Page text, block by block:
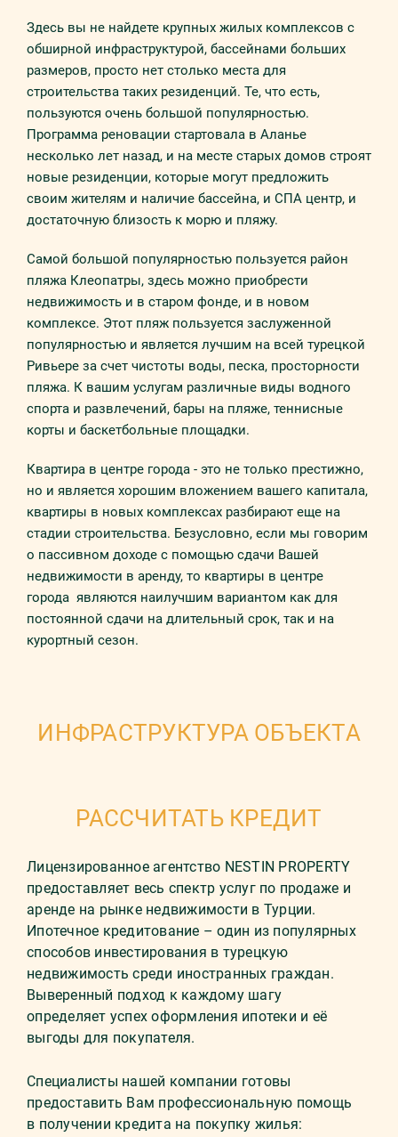
Здесь вы не найдете крупных жилых комплексов с
обширной инфраструктурой, бассейнами больших
размеров, просто нет столько места для
строительства таких резиденций. Те, что есть,
пользуются очень большой популярностью.
Программа реновации стартовала в Аланье
несколько лет назад, и на месте старых домов строят
новые резиденции, которые могут предложить
своим жителям и наличие бассейна, и СПА центр, и
достаточную близость к морю и пляжу.
Самой большой популярностью пользуется район
пляжа Клеопатры, здесь можно приобрести
недвижимость и в старом фонде, и в новом
комплексе. Этот пляж пользуется заслуженной
популярностью и является лучшим на всей турецкой
Ривьере за счет чистоты воды, песка, просторности
пляжа. К вашим услугам различные виды водного
спорта и развлечений, бары на пляже, теннисные
корты и баскетбольные площадки.
Квартира в центре города - это не только престижно,
но и является хорошим вложением вашего капитала,
квартиры в новых комплексах разбирают еще на
стадии строительства. Безусловно, если мы говорим
о пассивном доходе с помощью сдачи Вашей
недвижимости в аренду, то квартиры в центре
города являются наилучшим вариантом как для
постоянной сдачи на длительный срок, так и на
курортный сезон.
ИНФРАСТРУКТУРА ОБЪЕКТА
РАССЧИТАТЬ КРЕДИТ
Лицензированное агентство NESTIN PROPERTY
предоставляет весь спектр услуг по продаже и
аренде на рынке недвижимости в Турции.
Ипотечное кредитование – один из популярных
способов инвестирования в турецкую
недвижимость среди иностранных граждан.
Выверенный подход к каждому шагу
определяет успех оформления ипотеки и её
выгоды для покупателя.
Специалисты нашей компании готовы
предоставить Вам профессиональную помощь
в получении кредита на покупку жилья: